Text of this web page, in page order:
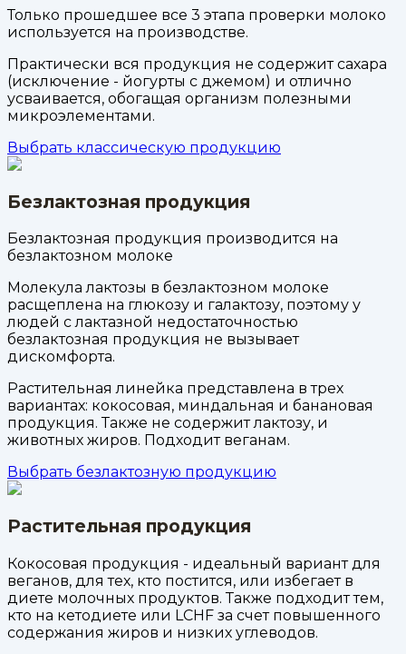
Только прошедшее все 3 этапа проверки молоко
используется на производстве.
Практически вся продукция не содержит сахара
(исключение - йогурты с джемом) и отлично
усваивается, обогащая организм полезными
микроэлементами.
Выбрать классическую продукцию
Безлактозная продукция
Безлактозная продукция производится на
безлактозном молоке
Молекула лактозы в безлактозном молоке
расщеплена на глюкозу и галактозу, поэтому у
людей с лактазной недостаточностью
безлактозная продукция не вызывает
дискомфорта.
Растительная линейка представлена в трех
вариантах: кокосовая, миндальная и банановая
продукция. Также не содержит лактозу, и
животных жиров. Подходит веганам.
Выбрать безлактозную продукцию
Растительная продукция
Кокосовая продукция - идеальный вариант для
веганов, для тех, кто постится, или избегает в
диете молочных продуктов. Также подходит тем,
кто на кетодиете или LCHF за счет повышенного
содержания жиров и низких углеводов.